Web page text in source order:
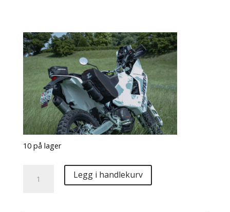
10 på lager
Legg i handlekurv